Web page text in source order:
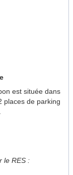
est située dans
places de parking
le RES :